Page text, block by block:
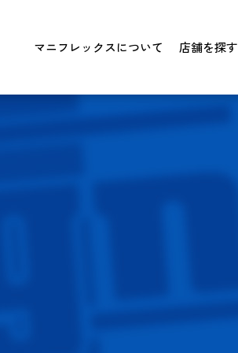
マニフレックスについて 店舗を探す